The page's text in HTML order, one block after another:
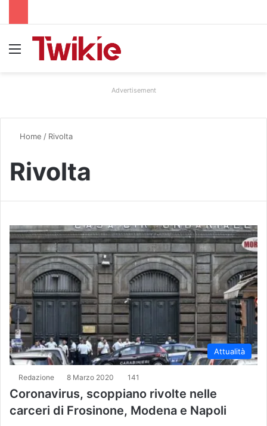
Advertisement
Home / Rivolta
Rivolta
Attualità
Redazione 8 Marzo 2020 141
Coronavirus, scoppiano rivolte nelle
carceri di Frosinone, Modena e Napoli